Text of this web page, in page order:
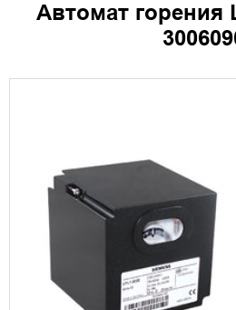
Автомат горения